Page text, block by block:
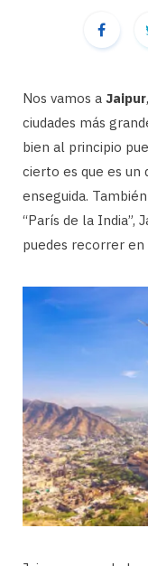
Nos vamos a Jaipur
ciudades más
bien al principio
cierto es que es un
enseguida.
“París de la India”,
puedes recorrer en